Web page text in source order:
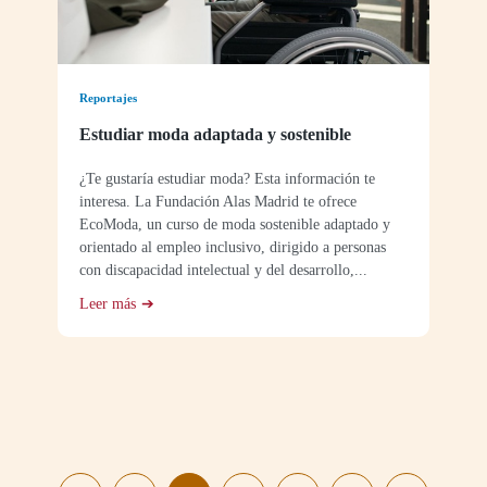
Reportajes
Estudiar moda adaptada y sostenible
¿Te gustaría estudiar moda? Esta información te
interesa. La Fundación Alas Madrid te ofrece
EcoModa, un curso de moda sostenible adaptado y
orientado al empleo inclusivo, dirigido a personas
con discapacidad intelectual y del desarrollo,...
Leer más
Paginación